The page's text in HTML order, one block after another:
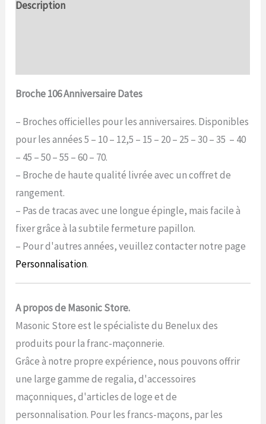
Description
Broche 106 Anniversaire Dates
– Broches officielles pour les anniversaires. Disponibles
pour les années 5 – 10 – 12,5 – 15 – 20 – 25 – 30 – 35 – 40
– 45 – 50 – 55 – 60 – 70.
– Broche de haute qualité livrée avec un coffret de
rangement.
– Pas de tracas avec une longue épingle, mais facile à
fixer grâce à la subtile fermeture papillon.
– Pour d'autres années, veuillez contacter notre page
Personnalisation.
A propos de Masonic Store.
Masonic Store est le spécialiste du Benelux des
produits pour la franc-maçonnerie.
Grâce à notre propre expérience, nous pouvons offrir
une large gamme de regalia, d'accessoires
maçonniques, d'articles de loge et de
personnalisation. Pour les francs-maçons, par les